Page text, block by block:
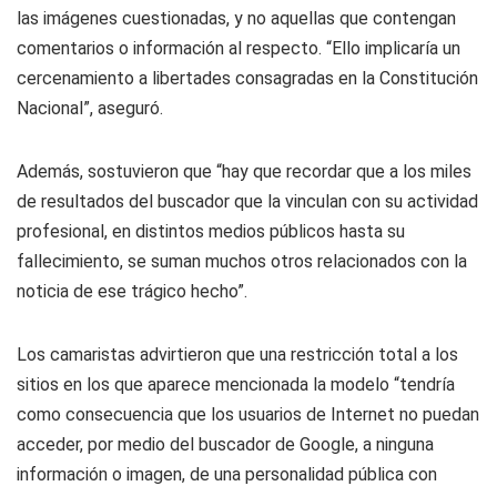
las imágenes cuestionadas, y no aquellas que contengan
comentarios o información al respecto. “Ello implicaría un
cercenamiento a libertades consagradas en la Constitución
Nacional”, aseguró.
Además, sostuvieron que “hay que recordar que a los miles
de resultados del buscador que la vinculan con su actividad
profesional, en distintos medios públicos hasta su
fallecimiento, se suman muchos otros relacionados con la
noticia de ese trágico hecho”.
Los camaristas advirtieron que una restricción total a los
sitios en los que aparece mencionada la modelo “tendría
como consecuencia que los usuarios de Internet no puedan
acceder, por medio del buscador de Google, a ninguna
información o imagen, de una personalidad pública con